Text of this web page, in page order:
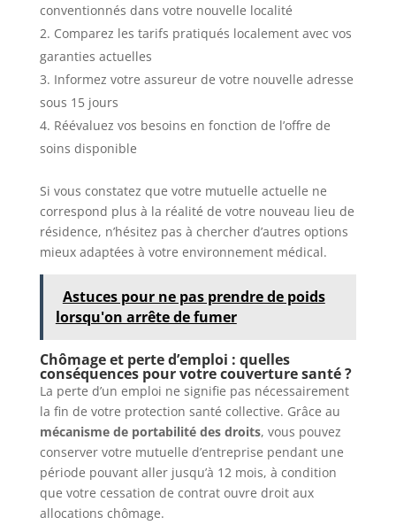
conventionnés dans votre nouvelle localité
Comparez les tarifs pratiqués localement avec vos
garanties actuelles
Informez votre assureur de votre nouvelle adresse
sous 15 jours
Réévaluez vos besoins en fonction de l’offre de
soins disponible
Si vous constatez que votre mutuelle actuelle ne
correspond plus à la réalité de votre nouveau lieu de
résidence, n’hésitez pas à chercher d’autres options
mieux adaptées à votre environnement médical.
Astuces pour ne pas prendre de poids
lorsqu'on arrête de fumer
Chômage et perte d’emploi : quelles
conséquences pour votre couverture santé ?
La perte d’un emploi ne signifie pas nécessairement
la fin de votre protection santé collective. Grâce au
mécanisme de portabilité des droits, vous pouvez
conserver votre mutuelle d’entreprise pendant une
période pouvant aller jusqu’à 12 mois, à condition
que votre cessation de contrat ouvre droit aux
allocations chômage.